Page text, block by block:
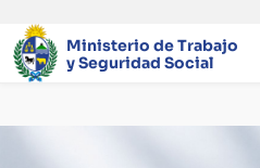
Ministerio de Trabajo
y Seguridad Social